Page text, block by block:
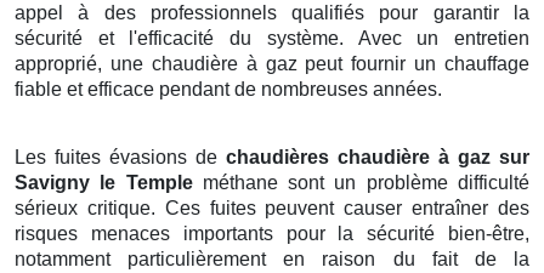
appel à des professionnels qualifiés pour garantir la
sécurité et l'efficacité du système. Avec un entretien
approprié, une chaudière à gaz peut fournir un chauffage
fiable et efficace pendant de nombreuses années.
Les fuites évasions de chaudières chaudière à gaz sur
Savigny le Templeméthane sont un problème difficulté
sérieux critique. Ces fuites peuvent causer entraîner des
risques menaces importants pour la sécurité bien-être,
notamment particulièrement en raison du fait de la